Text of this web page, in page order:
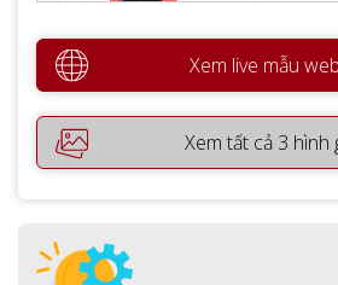
Xem live mẫu
Xem tất cả 3 hình